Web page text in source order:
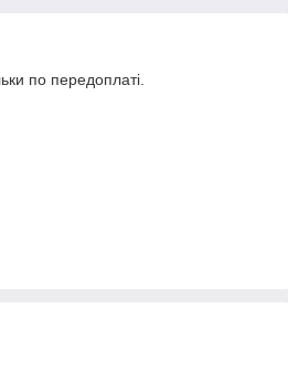
по передоплаті.